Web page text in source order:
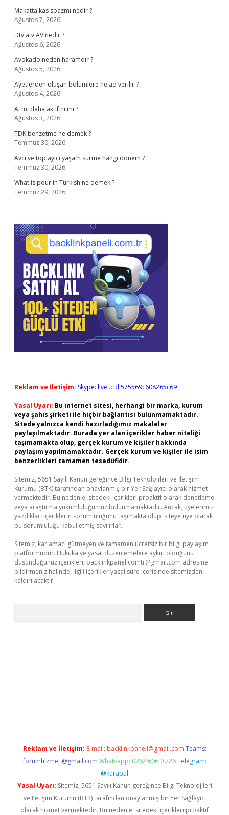
Makatta kas spazmı nedir ?
Ağustos 7, 2026
Dtv atv AV nedir ?
Ağustos 6, 2026
Avokado neden haramdır ?
Ağustos 5, 2026
Ayetlerden oluşan bölümlere ne ad verilir ?
Ağustos 4, 2026
Al mı daha aktif ni mi ?
Ağustos 3, 2026
TDK benzetme ne demek ?
Temmuz 30, 2026
Avcı ve toplayıcı yaşam sürme hangi dönem ?
Temmuz 30, 2026
What is pour in Turkish ne demek ?
Temmuz 29, 2026
Reklam ve İletişim: Skype: live:.cid.575569c608265c69
Yasal Uyarı: Bu internet sitesi, herhangi bir marka, kurum
veya şahıs şirketi ile hiçbir bağlantısı bulunmamaktadır.
Sitede yalnızca kendi hazırladığımız makaleler
paylaşılmaktadır. Burada yer alan içerikler haber niteliği
taşımamakta olup, gerçek kurum ve kişiler hakkında
paylaşım yapılmamaktadır. Gerçek kurum ve kişiler ile isim
benzerlikleri tamamen tesadüfidir.
Sitemiz, 5651 Sayılı Kanun gereğince Bilgi Teknolojileri ve İletişim
Kurumu (BTK) tarafından onaylanmış bir Yer Sağlayıcı olarak hizmet
vermektedir. Bu nedenle, sitedeki içerikleri proaktif olarak denetleme
veya araştırma yükümlülüğümüz bulunmamaktadır. Ancak, üyelerimiz
yazdıkları içeriklerin sorumluluğunu taşımakta olup, siteye üye olarak
bu sorumluluğu kabul etmiş sayılırlar.
Sitemiz, kar amacı gütmeyen ve tamamen ücretsiz bir bilgi paylaşım
platformudur. Hukuka ve yasal düzenlemelere aykırı olduğunu
düşündüğünüz içerikleri, backlinkpanelicomtr@gmail.com adresine
bildirmeniz halinde, ilgili içerikler yasal süre içerisinde sitemizden
kaldırılacaktır.
Reklam ve İletişim: E-mail: backlinkpaneli@gmail.com Teams:
forumhizmeti@gmail.com Whatsapp: 0262 606 0 726 Telegram:
@karabul
Yasal Uyarı: Sitemiz, 5651 Sayılı Kanun gereğince Bilgi Teknolojileri
ve İletişim Kurumu (BTK) tarafından onaylanmış bir Yer Sağlayıcı
olarak hizmet vermektedir. Bu nedenle, sitedeki içerikleri proaktif